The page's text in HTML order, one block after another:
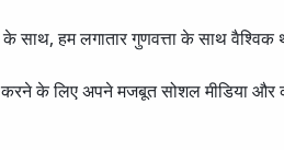
साथ, हम लगातार गुणवत्ता के साथ
के लिए अपने मजबूत सोशल मीडिया और